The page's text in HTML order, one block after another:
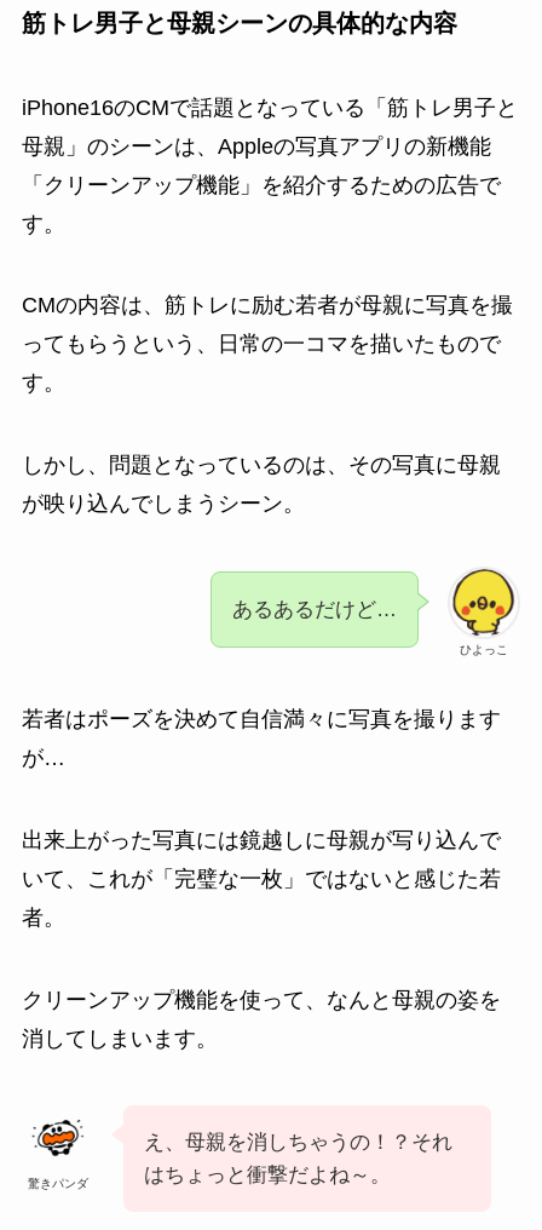
筋トレ男子と母親シーンの具体的な内容
iPhone16のCMで話題となっている「筋トレ男子と
母親」のシーンは、Appleの写真アプリの新機能
「クリーンアップ機能」を紹介するための広告で
す。
CMの内容は、筋トレに励む若者が母親に写真を撮
ってもらうという、日常の一コマを描いたもので
す。
しかし、問題となっているのは、その写真に母親
が映り込んでしまうシーン。
ひよっこ
あるあるだけど…
若者はポーズを決めて自信満々に写真を撮ります
が…
出来上がった写真には鏡越しに母親が写り込んで
いて、これが「完璧な一枚」ではないと感じた若
者。
クリーンアップ機能を使って、なんと母親の姿を
消してしまいます。
驚きパンダ
え、母親を消しちゃうの！？それ
はちょっと衝撃だよね～。